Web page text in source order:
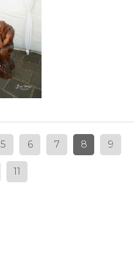
5 6 7 8 9
11